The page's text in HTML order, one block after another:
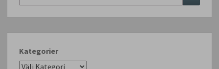
efter:
Kategorier